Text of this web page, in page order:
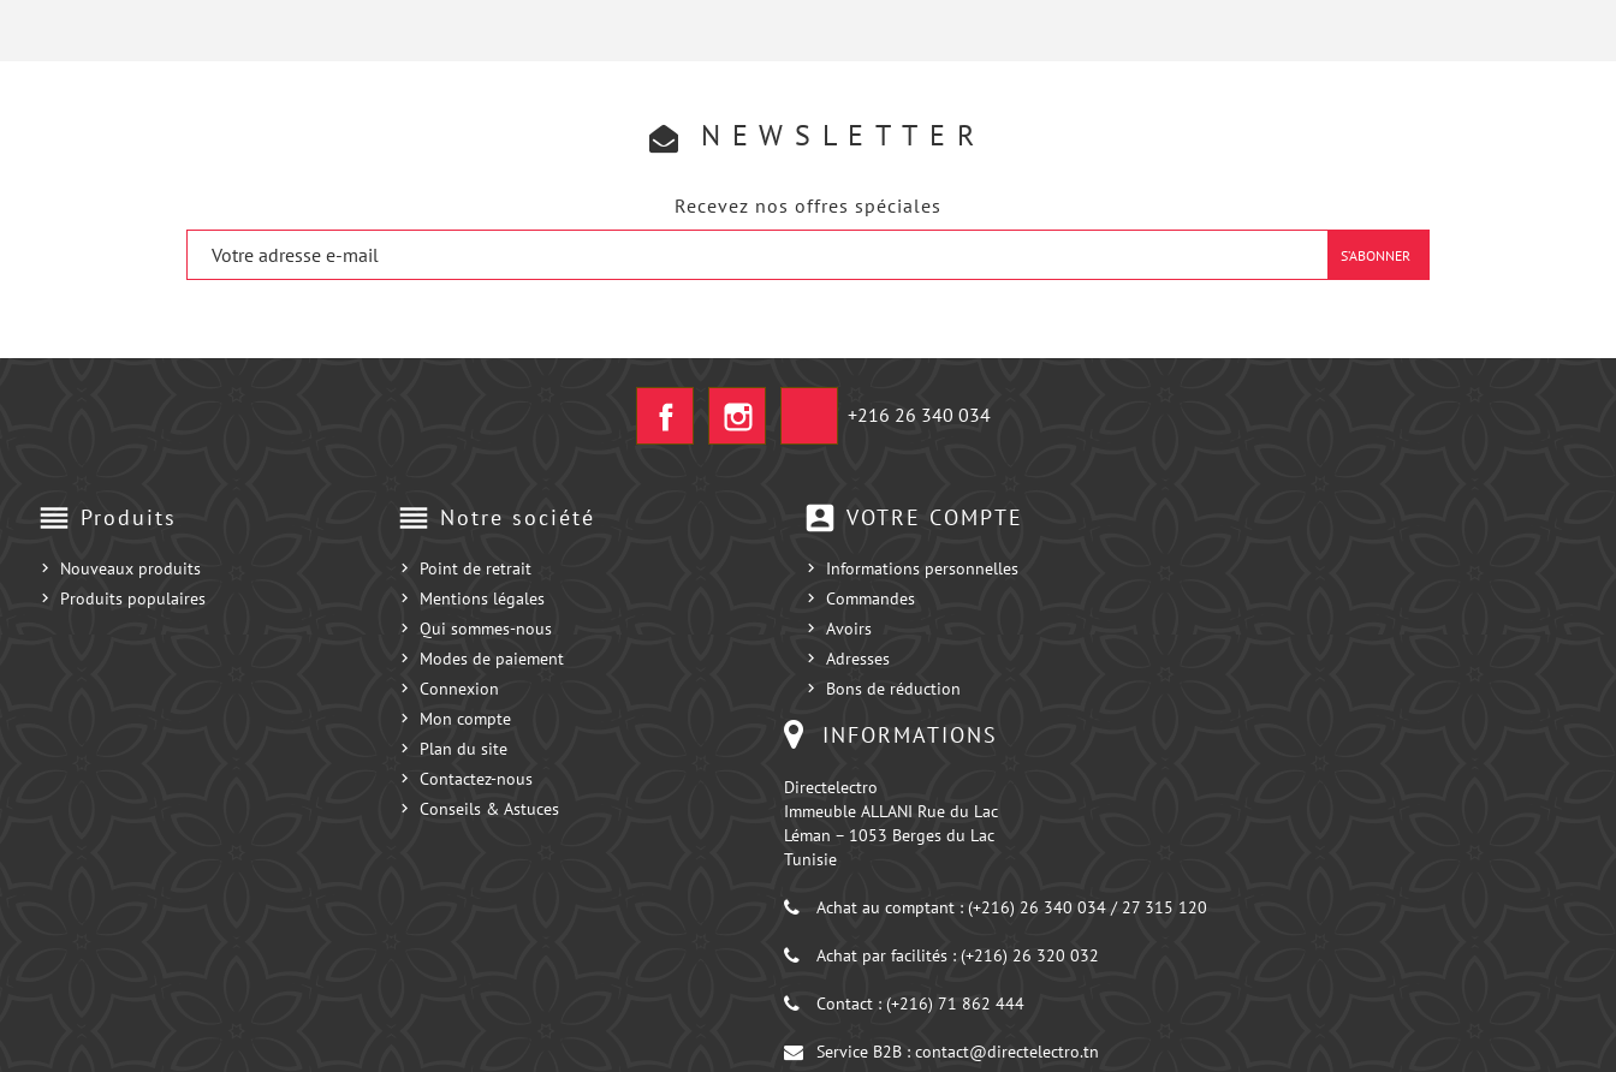
NEWSLETTER
Recevez nos offres spéciales
Facebook
+216 26 340 034
reorder Produits
Nouveaux produits
Produits populaires
reorder Notre société
Point de retrait
Mentions légales
Qui sommes-nous
Modes de paiement
Connexion
Mon compte
Plan du site
Contactez-nous
Conseils & Astuces
account_box VOTRE COMPTE
Informations personnelles
Commandes
Avoirs
Adresses
Bons de réduction
INFORMATIONS
Directelectro
Immeuble ALLANI Rue du Lac
Léman – 1053 Berges du Lac
Tunisie
Achat au comptant : (+216) 26 340 034 / 27 315 120
Achat par facilités : (+216) 26 320 032
Contact : (+216) 71 862 444
Service B2B : contact@directelectro.tn